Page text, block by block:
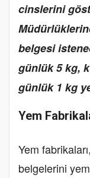
cinslerini
belgesi
günlük 5 kg,
günlük 1 kg
Yem
Yem
belgelerini